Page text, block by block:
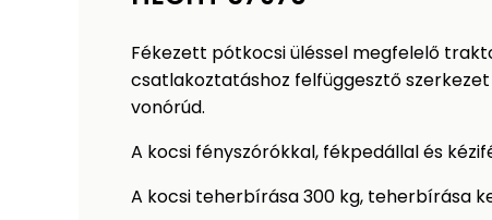
Fékezett pótkocsi üléssel megfelelő
csatlakoztatáshoz felfüggesztő
vonórúd.
A kocsi fényszórókkal, fékpedállal és
A kocsi teherbírása 300 kg, teherbírása